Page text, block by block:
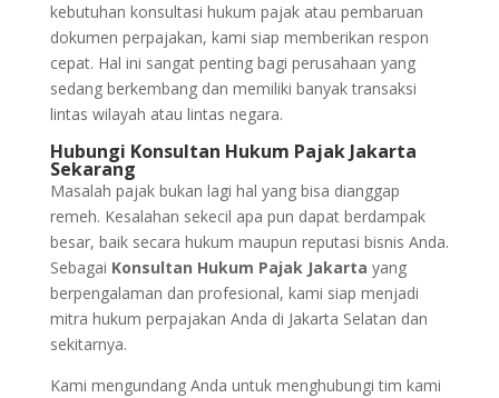
kebutuhan konsultasi hukum pajak atau pembaruan
dokumen perpajakan, kami siap memberikan respon
cepat. Hal ini sangat penting bagi perusahaan yang
sedang berkembang dan memiliki banyak transaksi
lintas wilayah atau lintas negara.
Hubungi Konsultan Hukum Pajak Jakarta
Sekarang
Masalah pajak bukan lagi hal yang bisa dianggap
remeh. Kesalahan sekecil apa pun dapat berdampak
besar, baik secara hukum maupun reputasi bisnis Anda.
Sebagai Konsultan Hukum Pajak Jakarta yang
berpengalaman dan profesional, kami siap menjadi
mitra hukum perpajakan Anda di Jakarta Selatan dan
sekitarnya.
Kami mengundang Anda untuk menghubungi tim kami